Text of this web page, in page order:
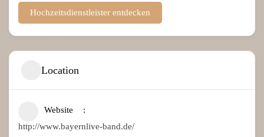
Hochzeitsdienstleister entdecken
Location
Website
http://www.bayernlive-band.de/